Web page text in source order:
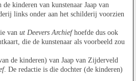
kinderen van kunstenaar Jaap van
links onder aan het schilderij voorzien
van ut Deevers Archiefhoefde dus ook
die de kunstenaar als voorbeeld zou
de kinderen) van Jaap van Zijderveld
. De redactie is die dochter (de kinderen)